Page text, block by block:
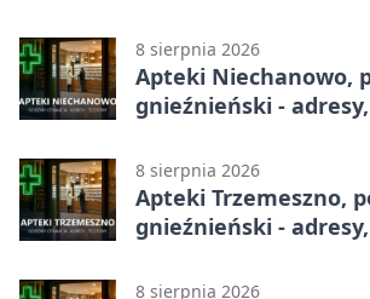
8 sierpnia 2026
Apteki Niechanowo,
gnieźnieński -
8 sierpnia 2026
Apteki Trzemeszno,
gnieźnieński -
8 sierpnia 2026